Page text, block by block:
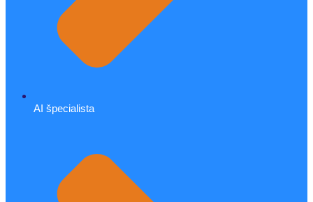
AI špecialista